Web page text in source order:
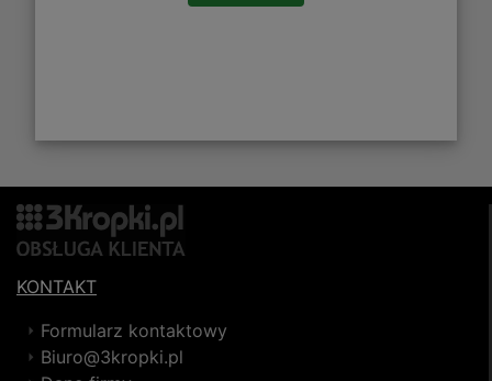
KONTAKT
Formularz kontaktowy
Biuro@3kropki.pl